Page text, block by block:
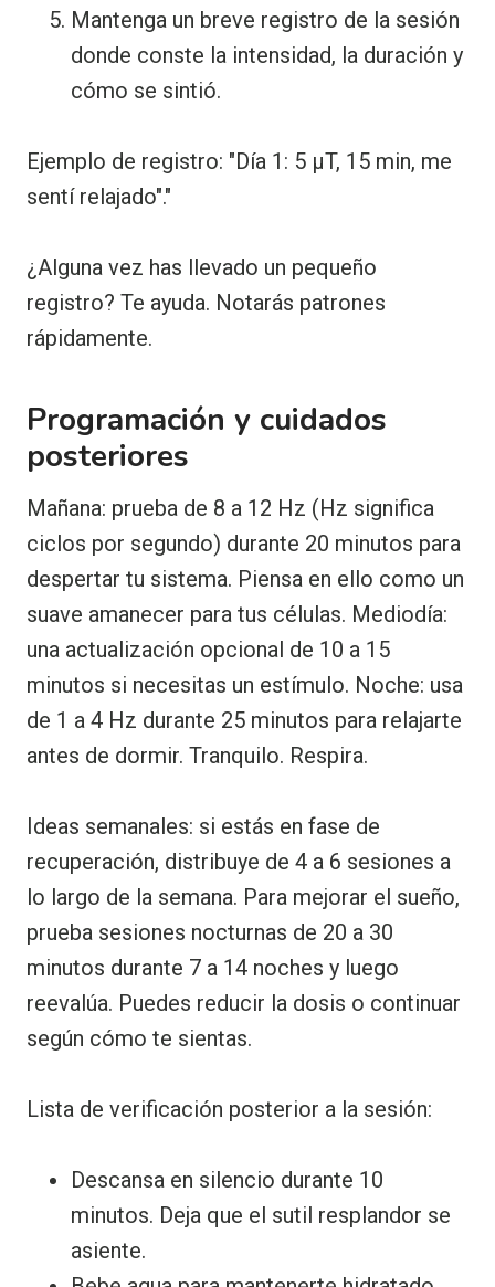
Mantenga un breve registro de la sesión
donde conste la intensidad, la duración y
cómo se sintió.
Ejemplo de registro: "Día 1: 5 μT, 15 min, me
sentí relajado"."
¿Alguna vez has llevado un pequeño
registro? Te ayuda. Notarás patrones
rápidamente.
Programación y cuidados
posteriores
Mañana: prueba de 8 a 12 Hz (Hz significa
ciclos por segundo) durante 20 minutos para
despertar tu sistema. Piensa en ello como un
suave amanecer para tus células. Mediodía:
una actualización opcional de 10 a 15
minutos si necesitas un estímulo. Noche: usa
de 1 a 4 Hz durante 25 minutos para relajarte
antes de dormir. Tranquilo. Respira.
Ideas semanales: si estás en fase de
recuperación, distribuye de 4 a 6 sesiones a
lo largo de la semana. Para mejorar el sueño,
prueba sesiones nocturnas de 20 a 30
minutos durante 7 a 14 noches y luego
reevalúa. Puedes reducir la dosis o continuar
según cómo te sientas.
Lista de verificación posterior a la sesión:
Descansa en silencio durante 10
minutos. Deja que el sutil resplandor se
asiente.